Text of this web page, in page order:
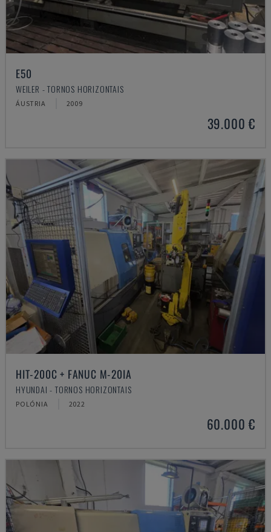
E50
WEILER - TORNOS HORIZONTAIS
ÁUSTRIA 2009
39.000 €
HIT-200C + FANUC M-20IA
HYUNDAI - TORNOS HORIZONTAIS
POLÓNIA 2022
60.000 €